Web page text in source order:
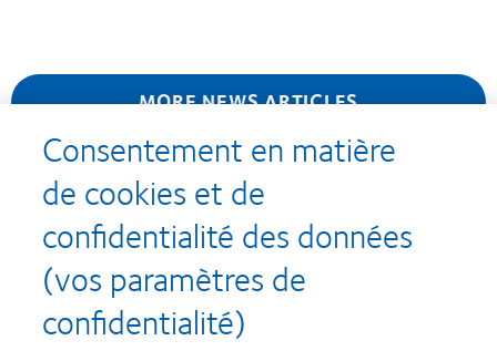
MORE NEWS ARTICLES
Recompenses
Consentement en matière
de cookies et de
confidentialité des données
(vos paramètres de
confidentialité)